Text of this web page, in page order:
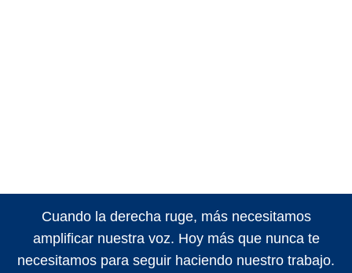
Cuando la derecha ruge, más necesitamos
amplificar nuestra voz. Hoy más que nunca te
necesitamos para seguir haciendo nuestro trabajo.